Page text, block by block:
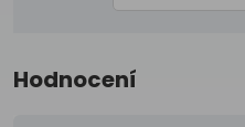
Hodnocení